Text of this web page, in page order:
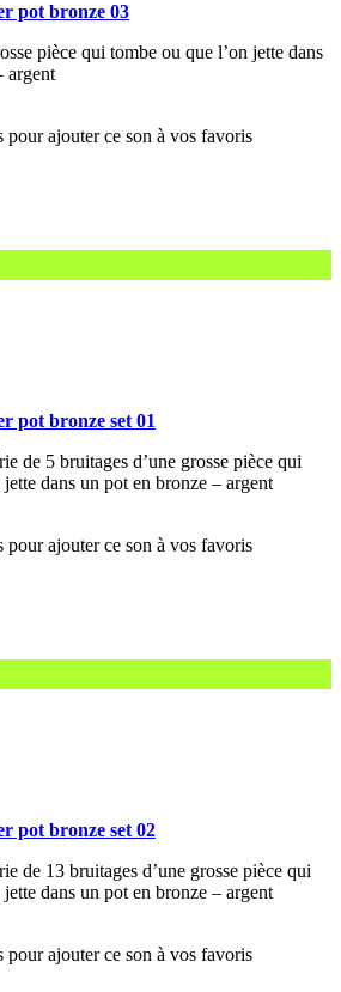
pot bronze 03
pièce qui tombe ou que l’on jette dans
argent
pot bronze set 01
de 5 bruitages d’une grosse pièce qui
dans un pot en bronze – argent
pot bronze set 02
de 13 bruitages d’une grosse pièce qui
dans un pot en bronze – argent